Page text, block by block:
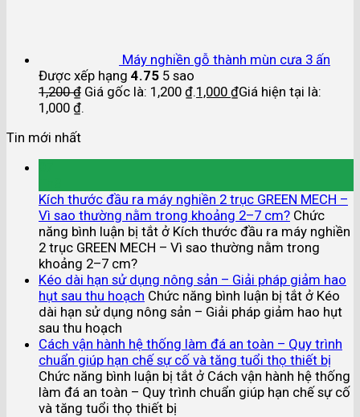
Máy nghiền gỗ thành mùn cưa 3 ấn
Được xếp hạng 4.75 5 sao
1,200₫ Giá gốc là: 1,200 ₫.1,000 ₫Giá hiện tại là:
1,000 ₫.
Tin mới nhất
Kích thước đầu ra máy nghiền 2 trục GREEN MECH –
Vì sao thường nằm trong khoảng 2–7 cm? Chức
năng bình luận bị tắt ở Kích thước đầu ra máy nghiền
2 trục GREEN MECH – Vì sao thường nằm trong
khoảng 2–7 cm?
Kéo dài hạn sử dụng nông sản – Giải pháp giảm hao
hụt sau thu hoạch Chức năng bình luận bị tắt ở Kéo
dài hạn sử dụng nông sản – Giải pháp giảm hao hụt
sau thu hoạch
Cách vận hành hệ thống làm đá an toàn – Quy trình
chuẩn giúp hạn chế sự cố và tăng tuổi thọ thiết bị
Chức năng bình luận bị tắt ở Cách vận hành hệ thống
làm đá an toàn – Quy trình chuẩn giúp hạn chế sự cố
và tăng tuổi thọ thiết bị